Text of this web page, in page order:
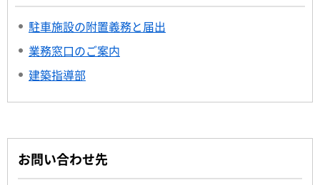
駐車施設の附置義務と届出
業務窓口のご案内
建築指導部
お問い合わせ先